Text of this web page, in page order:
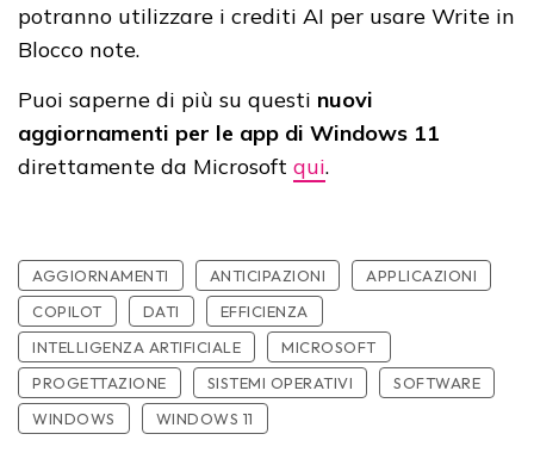
potranno utilizzare i crediti AI per usare Write in
Blocco note.
Puoi saperne di più su questi nuovi
aggiornamenti per le app di Windows 11
direttamente da Microsoft qui.
AGGIORNAMENTI ANTICIPAZIONI
APPLICAZIONI
COPILOT
DATI
EFFICIENZA
INTELLIGENZA ARTIFICIALE
MICROSOFT
PROGETTAZIONE
SISTEMI OPERATIVI
SOFTWARE
WINDOWS
WINDOWS 11